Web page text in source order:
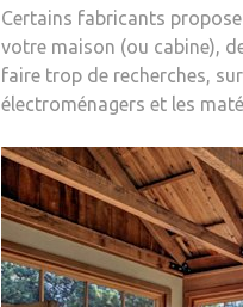
Certains fabricants
votre maison (ou cabine),
faire trop de recherches,
électroménagers et les